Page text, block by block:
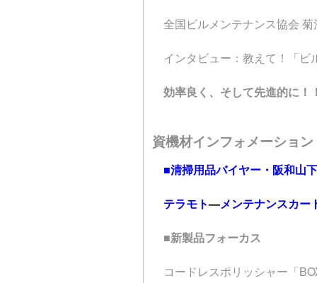
全国ビルメンテナンス協会 菊
インタビュー：教えて！「
効率良く、そして先進的に！
資機材インフォメーション
■清掃用品バイヤー・阪和山下
テラモト—メンテナンスカ
■新製品フォーカス
コードレスポリッシャー「